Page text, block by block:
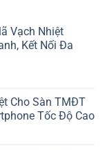
Vạch Nhiệt
Kết Nối Đa
Cho Sàn TMĐT
Tốc Độ Cao